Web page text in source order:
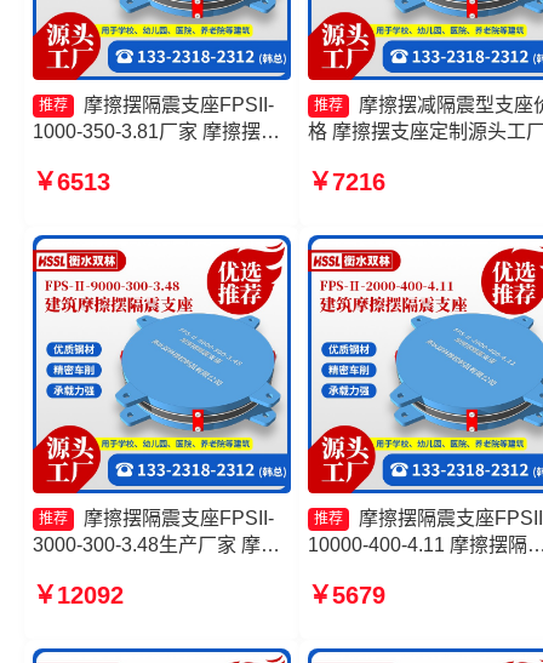
推荐
摩擦摆隔震支座FPSII-
1000-350-3.81厂家 摩擦摆式
震支座价格 摩擦摆隔震支座
￥6513
推荐
摩擦摆减隔震型支座
格 摩擦摆支座定制源头工
隔震支座厂家
￥7216
推荐
摩擦摆隔震支座FPSII-
3000-300-3.48生产厂家 摩擦
3.81厂家 FPS支座源头工厂
400-4.11源头工厂
￥12092
推荐
摩擦摆隔震支座
10000-400-4.11 摩擦摆隔
筑摩擦隔震支座生产厂家
￥5679